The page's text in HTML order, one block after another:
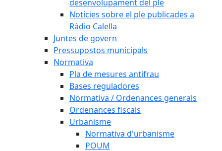
desenvolupament del ple
Notícies sobre el ple publicades a
Ràdio Calella
Juntes de govern
Pressupostos municipals
Normativa
Pla de mesures antifrau
Bases reguladores
Normativa / Ordenances generals
Ordenances fiscals
Urbanisme
Normativa d'urbanisme
POUM